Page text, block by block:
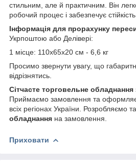
стильним, але й практичним. Він
робочий процес і забезпечує
Інформація для прорахунку
Укрпоштою або Делівері:
1 місце: 110х65х20 см - 6,6 кг
Просимо звернути увагу, що
відрізнятись.
Сітчасте торговельне обладнання
Приймаємо замовлення та
всіх регіонах України. Розробляємо
обладнання на замовлення.
Приховати